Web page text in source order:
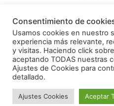
© Todos los derechos
Desarrollado
Consentimiento de
Usamos cookies en nuestro
experiencia más relevante,
y visitas. Haciendo click
aceptando TODAS nuestras
Ajustes de Cookies para
detallado.
Ajustes Cookies Aceptar